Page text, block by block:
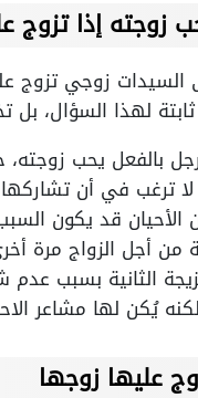
زوجته إذا تزوج
زوجي تزوج
ثابتة لهذا السؤال،
بالفعل يحب
لا ترغب في أن
قد يكون
من أجل الزواج مرة
الثانية بسبب عدم
يُكن لها مشاعر
عليها زوجها